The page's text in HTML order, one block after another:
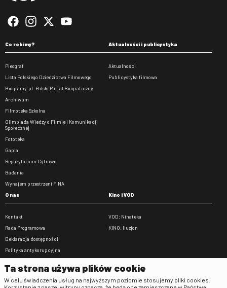
Co robimy?
Pleograf
Lista Polskiego Dziedzictwa Filmowego
Biogramy.pl. Polski Portal Biograficzny
Archiwum
Filmoteka Szkolna
Olimpiada Wiedzy o Filmie i Komunikacji
Społecznej
Fototeka
Gapla
Repozytorium Cyfrowe
Badania
Wynajem przestrzeni FINA
Aktualności i publicystyka
Aktualności
Publicystyka filmowa
O nas
Kontakt
Rada Programowa
Deklaracja dostępności
Polityka antykorupcyjna
Zamówienia publiczne
Praca w FINA
Kino i VOD
VOD: Ninateka
KINO: Iluzjon
Ta strona używa plików cookie
W celu świadczenia usług na najwyższym poziomie stosujemy pliki cookies.